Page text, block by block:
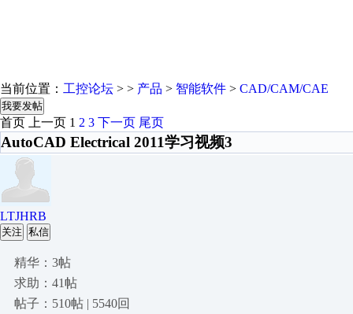
当前位置： 工控论坛 > > 产品 > 智能软件 > CAD/CAM/CAE
我要发帖
首页 上一页 1 2 3 下一页 尾页
AutoCAD Electrical 2011学习视频3
LTJHRB
关注 私信
精华：3帖
求助：41帖
帖子：510帖 | 5540回